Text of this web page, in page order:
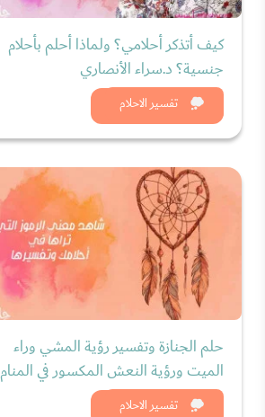
تفسير الاحلام
كيف أتذكر أحلامي؟ ولماذا أحلم بأحلام
جنسية؟ د.سراء الأنصاري
شاهد الان
تفسير الاحلام
حلم الجنازة وتفسير رؤية المشي وراء
الميت ورؤية النعش المكسور في المنام
شاهد الان